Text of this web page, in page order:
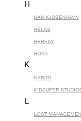
H
HAN KJOBENHAVN
HELAS
HERESY
HOKA
K
KARDO
KIDSUPER
L
LOST